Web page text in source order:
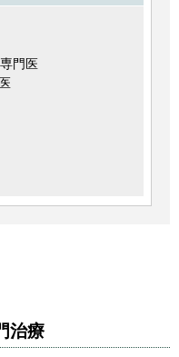
門医
治療